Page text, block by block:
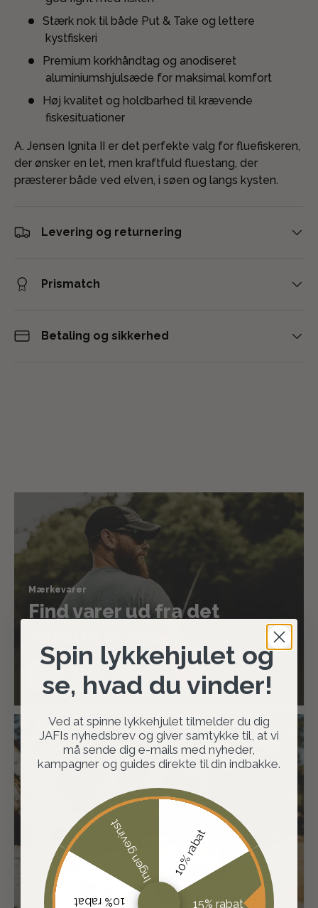
Stærk nok til både Put & Take og lettere
kystfiskeri
Premium korkhåndtag og anodiseret
aluminiumshjulsæde for maksimal komfort
Høj kvalitet og holdbarhed til krævende
fiskesituationer
A. Jensen Ignita II er det perfekte valg for fluefiskeren,
der ønsker en let, men kraftfuld fluestang, der
præsterer både ved elven, i søen og langs kysten.
Levering og returnering
Prismatch
Betaling og sikkerhed
Mærkevarer
Find varer ud fra det
SHOP BRANDS
Fast lav pris
Gør altid en god handel
SHOP JAFI PRIS
Spin lykkehjulet og
se, hvad du vinder!
Ved at spinne lykkehjulet tilmelder du dig
JAFIs nyhedsbrev og giver samtykke til, at vi
må sende dig e-mails med nyheder,
kampagner og guides direkte til din indbakke.
10% rabat
15% rabat
10% rabat
Ingen gevinst